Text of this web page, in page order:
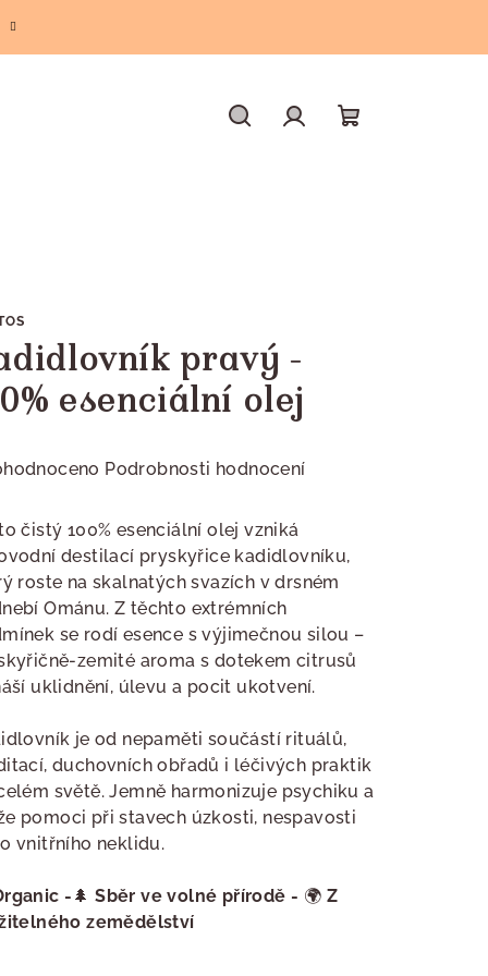
pravý -
esenciální olej
Podrobnosti hodnocení
čistý 100% esenciální olej vzniká
destilací pryskyřice kadidlovníku,
roste na skalnatých svazích v drsném
Ománu. Z těchto extrémních
se rodí esence s výjimečnou silou –
zemité aroma s dotekem citrusů
uklidnění, úlevu a pocit ukotvení.
je od nepaměti součástí rituálů,
duchovních obřadů i léčivých praktik
světě. Jemně harmonizuje psychiku a
pomoci při stavech úzkosti, nespavosti
vnitřního neklidu.
- 🌲Sběr ve volné přírodě - 🌍 Z
zemědělství